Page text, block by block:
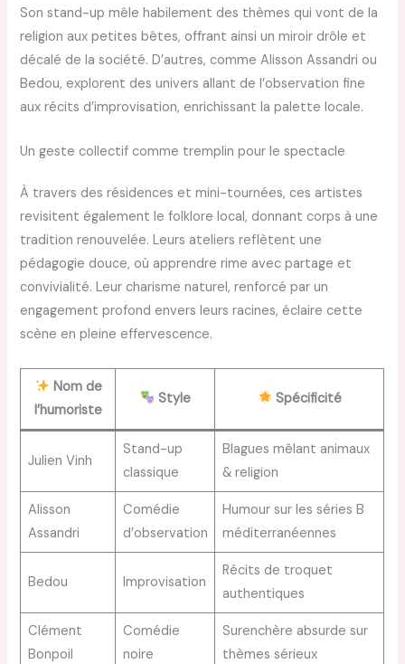
Son stand-up mêle habilement des thèmes qui vont de la
religion aux petites bêtes, offrant ainsi un miroir drôle et
décalé de la société. D’autres, comme Alisson Assandri ou
Bedou, explorent des univers allant de l’observation fine
aux récits d’improvisation, enrichissant la palette locale.
Un geste collectif comme tremplin pour le spectacle
À travers des résidences et mini-tournées, ces artistes
revisitent également le folklore local, donnant corps à une
tradition renouvelée. Leurs ateliers reflètent une
pédagogie douce, où apprendre rime avec partage et
convivialité. Leur charisme naturel, renforcé par un
engagement profond envers leurs racines, éclaire cette
scène en pleine effervescence.
Nom de
l’humoriste
Style Spécificité
Julien Vinh
Stand-up
classique
Blagues mêlant animaux
& religion
Alisson
Assandri
Comédie
d’observation
Humour sur les séries B
méditerranéennes
Bedou Improvisation
Récits de troquet
authentiques
Clément
Bonpoil
Comédie
noire
Surenchère absurde sur
thèmes sérieux